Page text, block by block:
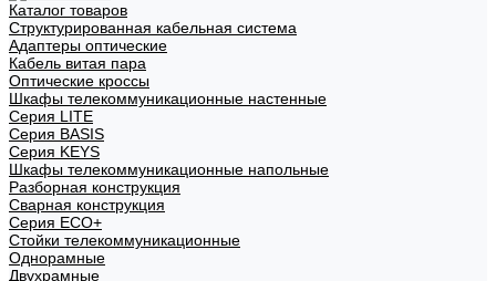
Каталог товаров
Структурированная кабельная система
Адаптеры оптические
Кабель витая пара
Оптические кроссы
Шкафы телекоммуникационные настенные
Cерия LITE
Cерия BASIS
Cерия KEYS
Шкафы телекоммуникационные напольные
Разборная конструкция
Сварная конструкция
Серия ECO+
Стойки телекоммуникационные
Однорамные
Двухрамные